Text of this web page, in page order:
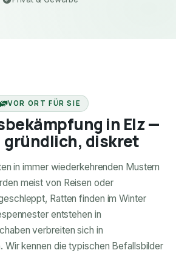
VOR ORT FÜR SIE
in Elz —
gründlich, diskret
in immer wiederkehrenden Mustern
meist von Reisen oder
Ratten finden im Winter
entstehen in
verbreiten sich in
Wir kennen die typischen Befallsbilder